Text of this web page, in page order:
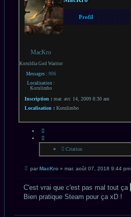
MacKro
Koruldia God Warrior
Messages : 906
Localisation :
Korulimbo
Profil
Inscription : mar. avr. 14, 2009 8:30 am
Localisation : Korulimbo
Citation
Message
parMacKro » mar. août 07, 2018 9:44 pm
C'est vrai que c'est pas mal tout ça
Bien pratique Steam pour ça xD !